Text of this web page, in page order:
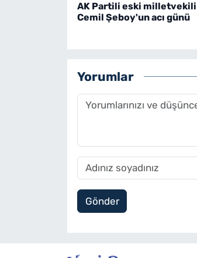
AK Partili eski milletvekili
Cemil Şeboy'un acı günü
Yorumlar
Gönder